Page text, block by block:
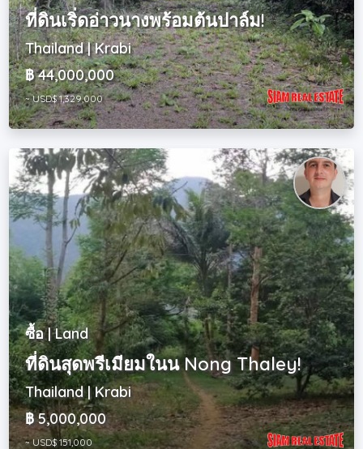
ที่ดินเริ่ดอ่าวนางพร้อมต้นปาล์ม!
Thailand | Krabi
฿ 44,000,000
~ USD$ 1,329,000
ซื้อ | Land
ที่ดินสุดพรีเมียมในน Nong Thaley!
Thailand | Krabi
฿ 5,000,000
~ USD$ 151,000